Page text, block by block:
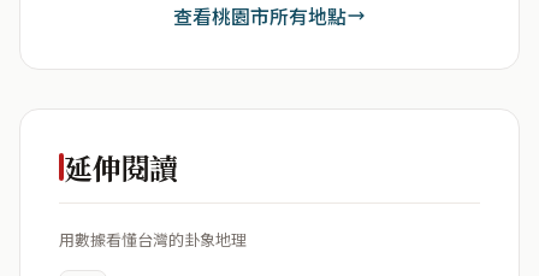
查看桃園市所有地點
延伸閱讀
用數據看懂台灣的卦象地理